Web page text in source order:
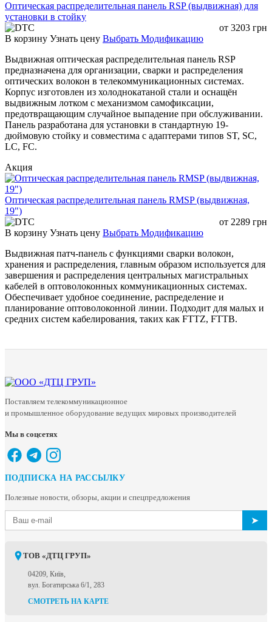
Оптическая распределительная панель RSP (выдвижная) для
установки в стойку
от 3203 грн
В корзину Узнать цену Выбрать Модификацию
Выдвижная оптическая распределительная панель RSP
предназначена для организации, сварки и распределения
оптических волокон в телекоммуникационных системах.
Корпус изготовлен из холоднокатаной стали и оснащён
выдвижным лотком с механизмом самофиксации,
предотвращающим случайное выпадение при обслуживании.
Панель разработана для установки в стандартную 19-
дюймовую стойку и совместима с адаптерами типов ST, SC,
LC, FC.
Акция
Оптическая распределительная панель RMSP (выдвижная,
19")
от 2289 грн
В корзину Узнать цену Выбрать Модификацию
Выдвижная патч-панель с функциями сварки волокон,
хранения и распределения, главным образом используется для
завершения и распределения центральных магистральных
кабелей в оптоволоконных коммуникационных системах.
Обеспечивает удобное соединение, распределение и
планирование оптоволоконной линии. Подходит для малых и
средних систем кабелирования, таких как FTTZ, FTTB.
Поставляем телекоммуникационное
и промышленное оборудование ведущих мировых производителей
Мы в соцсетях
ПОДПИСКА НА РАССЫЛКУ
Полезные новости, обзоры, акции и спецпредложения
➤
ТОВ «ДТЦ ГРУП»
04209, Київ,
вул. Богатирська 6/1, 283
СМОТРЕТЬ НА КАРТЕ